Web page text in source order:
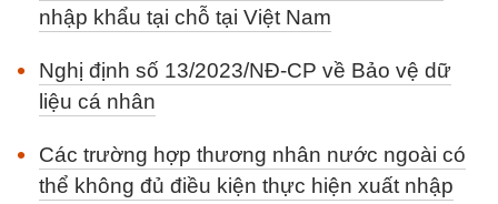
nhập khẩu tại chỗ tại Việt Nam
Nghị định số 13/2023/NĐ-CP về Bảo vệ dữ
liệu cá nhân
Các trường hợp thương nhân nước ngoài có
thể không đủ điều kiện thực hiện xuất nhập